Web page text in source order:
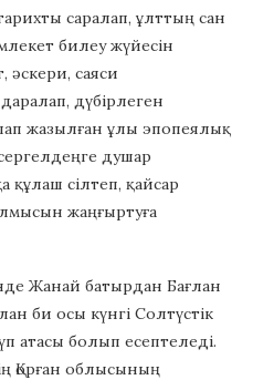
саралап, ұлттың сан
билеу жүйесiн
әскери, саяси
дүбiрлеген
жазылған ұлы эпопеялық
душар
құлаш сiлтеп, қайсар
жаңғыртуға
Жанай батырдан Бағлан
би осы күнгі Солтүстік
атасы болып есептеледі.
Қорған облысының